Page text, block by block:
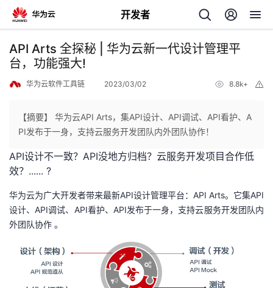
开发者
返
回
人
主
我
的
API Arts 全探秘 | 华为云新一代设计管理平
台，功能强大!
华为云软件工具链 2023/03/02 8.8k+
【摘要】 华为云API Arts，集API设计、API调试、API看护、A
PI发布于一身，支持云服务开发团队内外团队协作！
API设计不一致？API没地方归档？云服务开发项目合作低
效？...... ?
华为云为广大开发者带来最新API设计管理平台：API Arts。它集API
设计、API调试、API看护、API发布于一身，支持云服务开发团队内
外团队协作 。